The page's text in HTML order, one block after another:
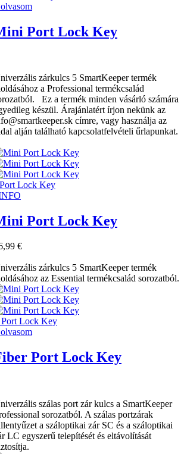
Port Lock Key
zárkulcs 5 SmartKeeper termék
a Professional termékcsalád
Ez a termék minden vásárló számára
készül. Árajánlatért írjon nekünk az
címre, vagy használja az
alján található kapcsolatfelvételi űrlapunkat.
terméknek
több
van.
változatok
a
termékoldalon
választhatók
ki
Port Lock Key
€
zárkulcs 5 SmartKeeper termék
az Essential termékcsalád sorozatból.
Port Lock Key
szálas port zár kulcs a SmartKeeper
sorozatból. A szálas portzárak
a száloptikai zár SC és a száloptikai
LC egyszerű telepítését és eltávolítását